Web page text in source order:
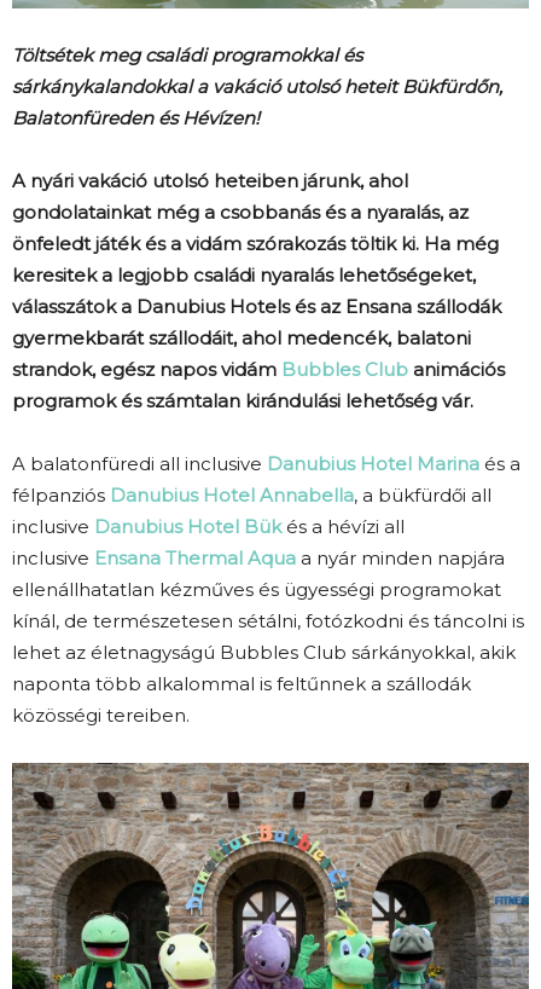
Töltsétek meg családi programokkal és
sárkánykalandokkal a vakáció utolsó heteit Bükfürdőn,
Balatonfüreden és Hévízen!
A nyári vakáció utolsó heteiben járunk, ahol
gondolatainkat még a csobbanás és a nyaralás, az
önfeledt játék és a vidám szórakozás töltik ki. Ha még
keresitek a legjobb családi nyaralás lehetőségeket,
válasszátok a Danubius Hotels és az Ensana szállodák
gyermekbarát szállodáit, ahol medencék, balatoni
strandok, egész napos vidám Bubbles Club animációs
programok és számtalan kirándulási lehetőség vár.
A balatonfüredi all inclusive Danubius Hotel Marina és a
félpanziós Danubius Hotel Annabella, a bükfürdői all
inclusive Danubius Hotel Bük és a hévízi all
inclusive Ensana Thermal Aqua a nyár minden napjára
ellenállhatatlan kézműves és ügyességi programokat
kínál, de természetesen sétálni, fotózkodni és táncolni is
lehet az életnagyságú Bubbles Club sárkányokkal, akik
naponta több alkalommal is feltűnnek a szállodák
közösségi tereiben.